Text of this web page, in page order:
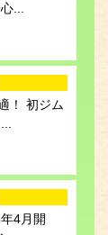
...
！ 初ジム
4月開